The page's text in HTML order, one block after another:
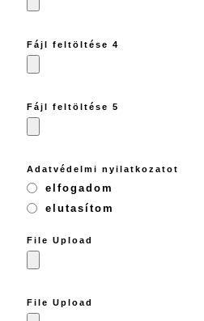
Fájl feltöltése 4
Fájl feltöltése 5
Adatvédelmi nyilatkozatot
elfogadom
elutasítom
File Upload
File Upload